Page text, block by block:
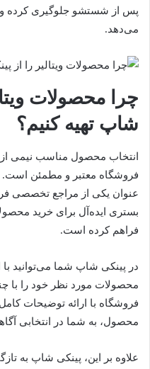
پس از شستشو جلوگیری کرده و
می‌دهد.
چرا محصولات
شاپ تهیه کنیم؟
انتخاب محصول مناسب نیمی از
فروشگاه معتبر و مطمئن است.
عنوان یکی از مراجع تخصصی
بستری ایده‌آل برای خرید
فراهم کرده است.
در پینکی شاپ شما می‌توانید با
محصولات مورد نظر خود را با
فروشگاه با ارائه توضیحات
محصول، به شما در انتخابی
علاوه بر این، پینکی شاپ به